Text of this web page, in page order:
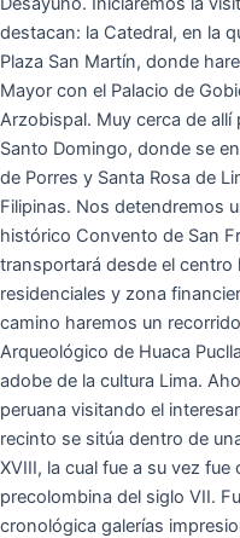
destacan: la Catedral, en la
Plaza San Martín, donde
Mayor con el Palacio de
Arzobispal. Muy cerca de
Santo Domingo, donde se
de Porres y Santa Rosa de
Filipinas. Nos detendremos
histórico Convento de San
transportará desde el
residenciales y zona
camino haremos un
Arqueológico de Huaca
adobe de la cultura Lima.
peruana visitando el
recinto se sitúa dentro de
XVIII, la cual fue a su vez
precolombina del siglo VII.
cronológica galerías